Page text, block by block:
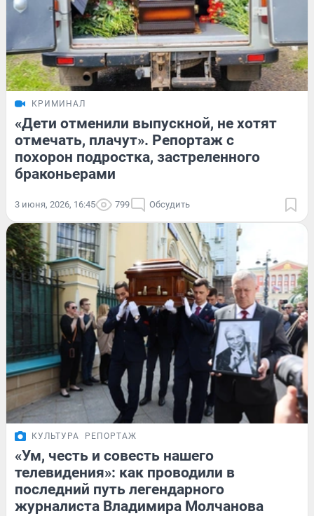
КРИМИНАЛ
«Дети отменили выпускной, не хотят
отмечать, плачут». Репортаж с
похорон подростка, застреленного
браконьерами
3 июня, 2026, 16:45 799 Обсудить
КУЛЬТУРА РЕПОРТАЖ
«Ум, честь и совесть нашего
телевидения»: как проводили в
последний путь легендарного
журналиста Владимира Молчанова